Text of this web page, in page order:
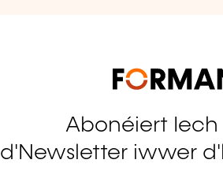
Abonéiert Iech
d'Newsletter iwwer